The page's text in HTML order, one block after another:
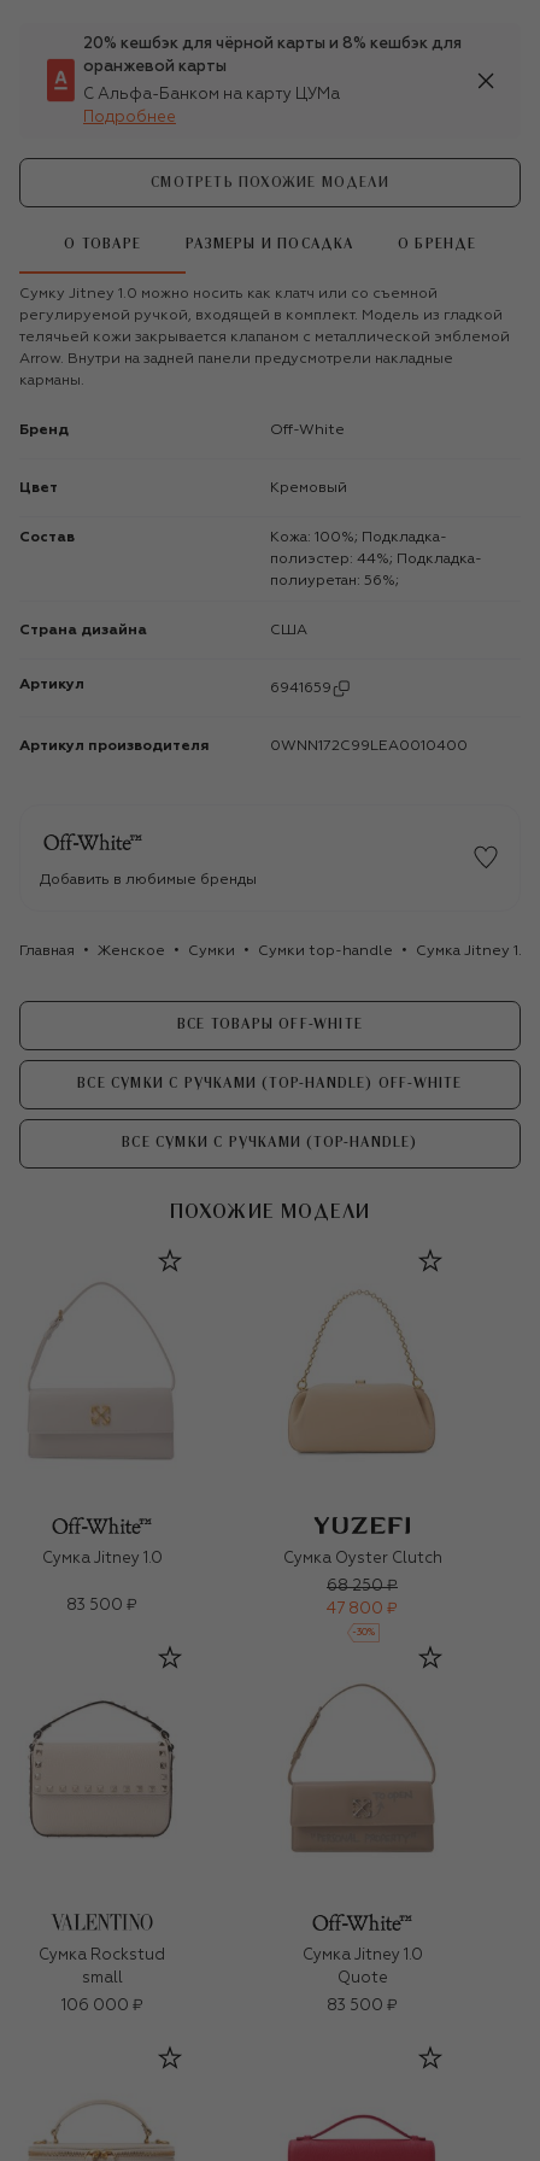
20% кешбэк для чёрной карты и 8% кешбэк для
оранжевой карты
С Альфа-Банком на карту ЦУМа
Подробнее
СМОТРЕТЬ ПОХОЖИЕ МОДЕЛИ
О ТОВАРЕ РАЗМЕРЫ И ПОСАДКА О БРЕНДЕ
Сумку Jitney 1.0 можно носить как клатч или со съемной
регулируемой ручкой, входящей в комплект. Модель из гладкой
телячьей кожи закрывается клапаном с металлической эмблемой
Arrow. Внутри на задней панели предусмотрели накладные
карманы.
Бренд Off-White
Цвет Кремовый
Состав
Кожа: 100%; Подкладка-
полиэстер: 44%; Подкладка-
полиуретан: 56%;
Страна дизайна США
Артикул 6941659
Артикул производителя 0WNN172C99LEA0010400
Добавить в любимые бренды
Главная Женское Сумки Сумки top-handle Сумка Jitney
ВСЕ ТОВАРЫ OFF-WHITE
ВСЕ СУМКИ С РУЧКАМИ (TOP-HANDLE) OFF-WHITE
ВСЕ СУМКИ С РУЧКАМИ (TOP-HANDLE)
ПОХОЖИЕ МОДЕЛИ
Сумка Jitney 1.0
83 500 ₽
Сумка Oyster Clutch
68 250 ₽
47 800 ₽
-30%
Сумка Rockstud
small
106 000 ₽
Сумка Jitney 1.0
Quote
83 500 ₽